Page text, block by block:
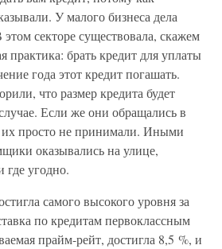
У малого бизнеса дела
секторе существовала, скажем
практика: брать кредит для уплаты
года этот кредит погашать.
что размер кредита будет
Если же они обращались в
их просто не принимали. Иными
оказывались на улице,
где угодно.
самого высокого уровня за
по кредитам первоклассным
прайм-рейт, достигла 8,5 %, и